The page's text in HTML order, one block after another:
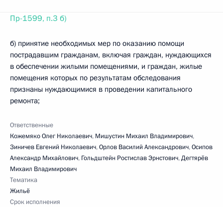
Пр-1599, п.3 б)
б) принятие необходимых мер по оказанию помощи
пострадавшим гражданам, включая граждан, нуждающихся
в обеспечении жилыми помещениями, и граждан, жилые
помещения которых по результатам обследования
признаны нуждающимися в проведении капитального
ремонта;
Ответственные
Кожемяко Олег Николаевич, Мишустин Михаил Владимирович,
Зиничев Евгений Николаевич,Орлов Василий Александрович,Осипов
Александр Михайлович, Гольдштейн Ростислав Эрнстович,Дегтярёв
Михаил Владимирович
Тематика
Жильё
Срок исполнения